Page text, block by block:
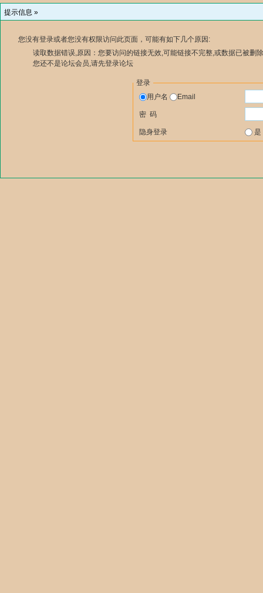
提示信息 »
您没有登录或者您没有权限访问此页面，可能有如下几个原因:
读取数据错误,原因：您要访问的链接无效,可能链接不完整,或数据已被删
您还不是论坛会员,请先登录论坛
登录
用户名
Email
密 码
隐身登录